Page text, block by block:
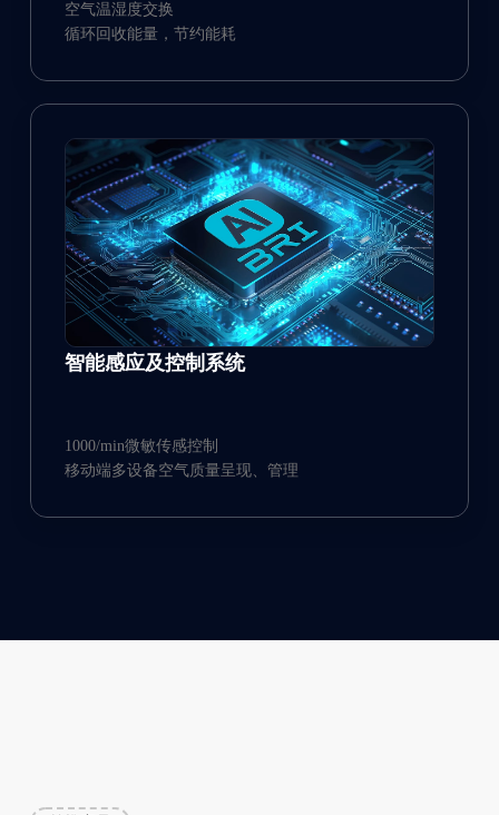
空气温湿度交换
循环回收能量，节约能耗
智能感应及控制系统
1000/min微敏传感控制
移动端多设备空气质量呈现、管理